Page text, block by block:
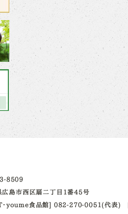
8509
広島市西区扇二丁目1番45号
・youme食品館] 082-270-0051(代表)